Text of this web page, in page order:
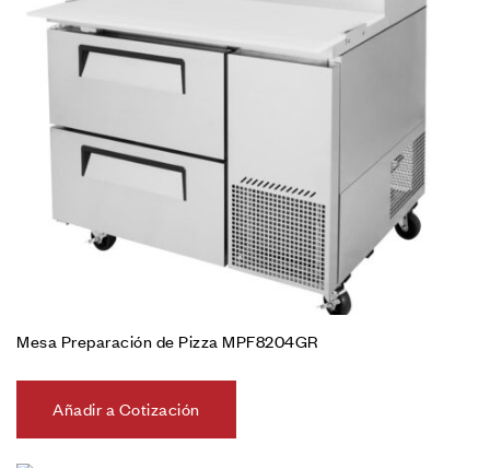
Mesa Preparación de Pizza MPF8204GR
Añadir a Cotización